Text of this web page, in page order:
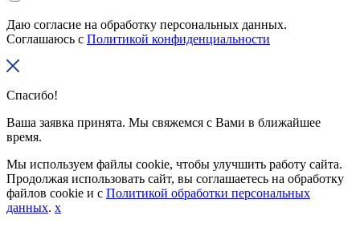
Даю согласие на обработку персональных данных.
Соглашаюсь с Политикой конфиденциальности
Спасибо!
Ваша заявка принята. Мы свяжемся с Вами в ближайшее
время.
Мы используем файлы cookie, чтобы улучшить работу сайта.
Продолжая использовать сайт, вы соглашаетесь на обработку
файлов cookie и с Политикой обработки персональных
данных. x